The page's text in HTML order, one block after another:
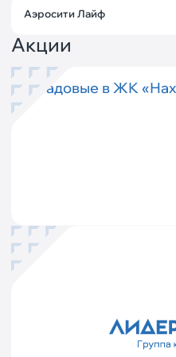
Аэросити Лайф
Акции
Кладовые в ЖК